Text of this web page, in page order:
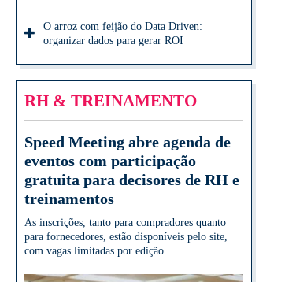
O arroz com feijão do Data Driven:
organizar dados para gerar ROI
RH & TREINAMENTO
Speed Meeting abre agenda de
eventos com participação
gratuita para decisores de RH e
treinamentos
As inscrições, tanto para compradores quanto
para fornecedores, estão disponíveis pelo site,
com vagas limitadas por edição.